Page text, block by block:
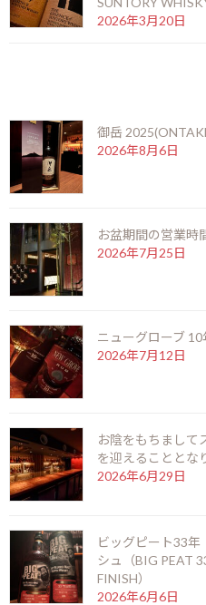
年は23年熟成、そして2018年リ
キーな煤や炭の香へと変化してい
そして口に含んだ瞬間にはクラ
プル。 ペパーミントティーと甘
後に非常に長く続く、食欲をそ
寄せてくる仕上げに出来上がっ
しくださいませ。
F
ac
e
b
o
o
k
X
n
e
es
se
er
o
カテゴリー お知らせ
あけましておめでとうござい
2025年1月4日
2026年3月20日
御岳
2026年8月6日
お盆期間の営業時
2026年7月25日
ニューグローブ 10
2026年7月12日
お陰をもちまして
を迎えることとな
2026年6月29日
ビッグピート33
シュ（BIG PEAT
FINISH）
2026年6月6日